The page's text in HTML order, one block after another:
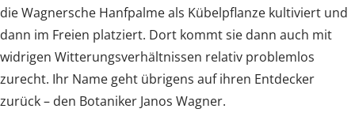
die Wagnersche Hanfpalme als Kübelpflanze kultiviert und
dann im Freien platziert. Dort kommt sie dann auch mit
widrigen Witterungsverhältnissen relativ problemlos
zurecht. Ihr Name geht übrigens auf ihren Entdecker
zurück – den Botaniker Janos Wagner.